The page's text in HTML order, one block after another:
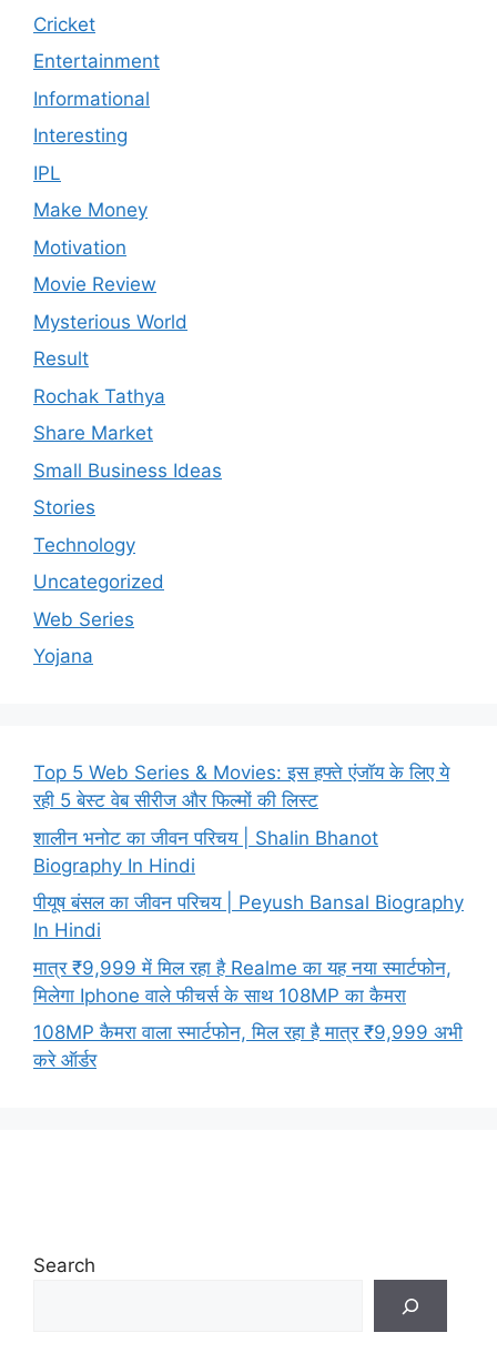
Cricket
Entertainment
Informational
Interesting
IPL
Make Money
Motivation
Movie Review
Mysterious World
Result
Rochak Tathya
Share Market
Small Business Ideas
Stories
Technology
Uncategorized
Web Series
Yojana
Top 5 Web Series & Movies: इस हफ्ते एंजॉय के लिए ये
रही 5 बेस्ट वेब सीरीज और फिल्मों की लिस्ट
शालीन भनोट का जीवन परिचय | Shalin Bhanot
Biography In Hindi
पीयूष बंसल का जीवन परिचय | Peyush Bansal Biography
In Hindi
मात्र ₹9,999 में मिल रहा है Realme का यह नया स्मार्टफोन,
मिलेगा Iphone वाले फीचर्स के साथ 108MP का कैमरा
108MP कैमरा वाला स्मार्टफोन, मिल रहा है मात्र ₹9,999 अभी
करे ऑर्डर
Search